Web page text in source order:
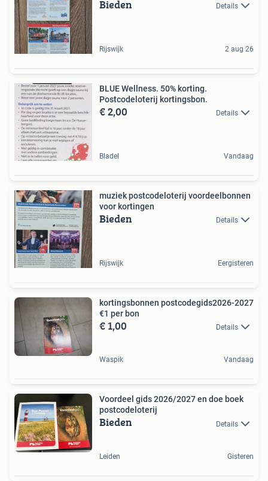
Bieden Details
Rijswijk 2 aug 26
BLUE Wellness. 50% korting.
Postcodeloterij kortingsbon.
€ 2,00 Details
Bladel Vandaag
muziek postcodeloterij voordeelbonnen
voor kortingen
Bieden Details
Rijswijk Eergisteren
kortingsbonnen postcodegids2026-2027
€1 per bon
€ 1,00 Details
Waspik Vandaag
Voordeel gids 2026/2027 en doe boek
postcodeloterij
Bieden Details
Leiden Gisteren